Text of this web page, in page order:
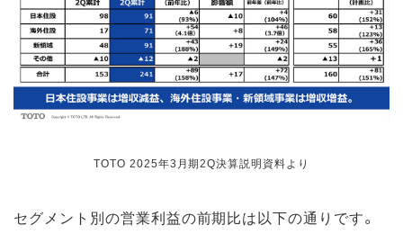
TOTO 2025年3月期2Q決算説明資料より
セグメント別の営業利益の前期比は以下の通りです。